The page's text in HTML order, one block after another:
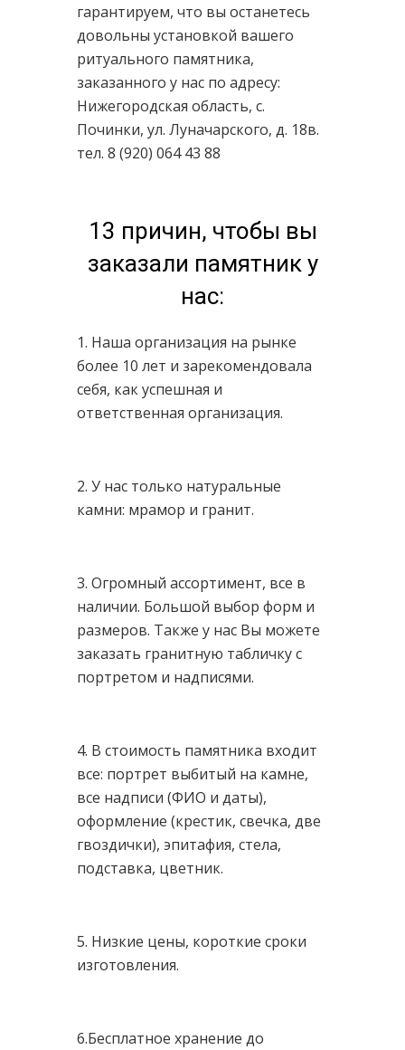
гарантируем, что вы останетесь
довольны установкой вашего
ритуального памятника,
заказанного у нас по адресу:
Нижегородская область, c.
Починки, ул. Луначарского, д. 18в.
тел. 8 (920) 064 43 88
13 причин, чтобы вы
заказали памятник у
нас:
1. Наша организация на рынке
более 10 лет и зарекомендовала
себя, как успешная и
ответственная организация.
2. У нас только натуральные
камни: мрамор и гранит.
3. Огромный ассортимент, все в
наличии. Большой выбор форм и
размеров. Также у нас Вы можете
заказать гранитную табличку с
портретом и надписями.
4. В стоимость памятника входит
все: портрет выбитый на камне,
все надписи (ФИО и даты),
оформление (крестик, свечка, две
гвоздички), эпитафия, стела,
подставка, цветник.
5. Низкие цены, короткие сроки
изготовления.
6.Бесплатное хранение до